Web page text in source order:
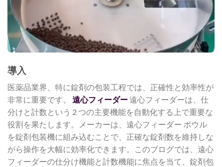
導入
医薬品業界、特に錠剤の包装工程では、正確性と効率性が
非常に重要です。 遠心フィーダー遠心フィーダーは、仕
分けと計数という 2 つの主要機能を自動化する上で重要な
役割を果たします。メーカーは、遠心フィーダー ボウル
を錠剤包装機に組み込むことで、正確な錠剤数を維持しな
がら操作を大幅に効率化できます。このブログでは、遠心
フィーダーの仕分け機能と計数機能に焦点を当て、錠剤包